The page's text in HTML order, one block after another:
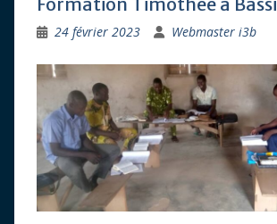
24 février 2023 Webmaster i3b